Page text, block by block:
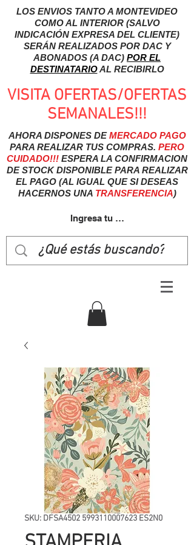
LOS ENVIOS TANTO A MONTEVIDEO
COMO AL INTERIOR (SALVO
INDICACIÓN EXPRESA DEL CLIENTE)
SERÁN REALIZADOS POR DAC Y
ABONADOS (A DAC) POR EL
DESTINATARIOAL RECIBIRLO
VISITA OFERTAS/OFERTAS
SEMANALES!!!
AHORA DISPONES DEMERCADO PAGO
PARA REALIZAR TUS COMPRAS. PERO
CUIDADO!!! ESPERA LA CONFIRMACION
DE STOCK DISPONIBLE PARA REALIZAR
EL PAGO (AL IGUAL QUE SI DESEAS
HACERNOS UNA TRANSFERENCIA)
Ingresa tu usuairo
SKU: DFSA4502 5993110007623 ES2N0